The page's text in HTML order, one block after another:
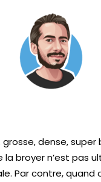
dense, super
la broyer n’est pas
Par contre, quand